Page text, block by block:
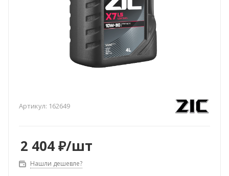
Артикул: 162649
2 404₽/шт
Нашли дешевле?